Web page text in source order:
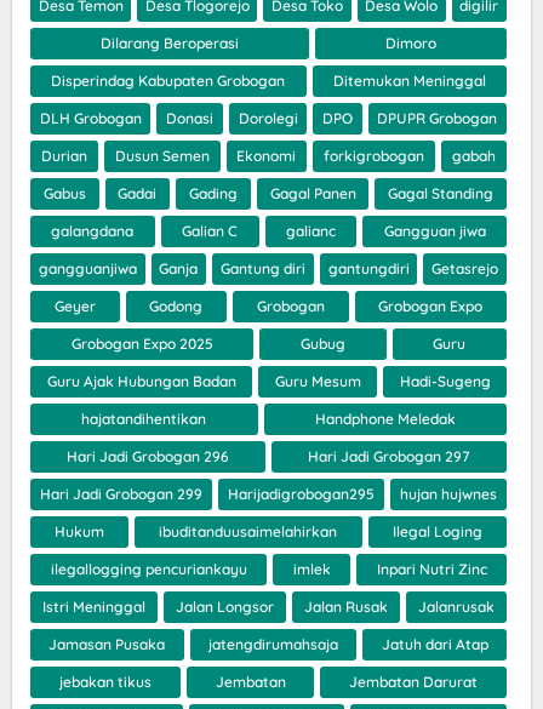
Desa Temon Desa Tlogorejo Desa Toko Desa Wolo digilir
Dilarang Beroperasi Dimoro
Disperindag Kabupaten Grobogan Ditemukan Meninggal
DLH Grobogan Donasi Dorolegi DPO DPUPR Grobogan
Durian Dusun Semen Ekonomi forkigrobogan gabah
Gabus Gadai Gading Gagal Panen Gagal Standing
galangdana Galian C galianc Gangguan jiwa
gangguanjiwa Ganja Gantung diri gantungdiri Getasrejo
Geyer Godong Grobogan Grobogan Expo
Grobogan Expo 2025 Gubug Guru
Guru Ajak Hubungan Badan Guru Mesum Hadi-Sugeng
hajatandihentikan Handphone Meledak
Hari Jadi Grobogan 296 Hari Jadi Grobogan 297
Hari Jadi Grobogan 299 Harijadigrobogan295 hujan hujwnes
Hukum ibuditanduusaimelahirkan Ilegal Loging
ilegallogging pencuriankayu imlek Inpari Nutri Zinc
Istri Meninggal Jalan Longsor Jalan Rusak Jalanrusak
Jamasan Pusaka jatengdirumahsaja Jatuh dari Atap
jebakan tikus Jembatan Jembatan Darurat